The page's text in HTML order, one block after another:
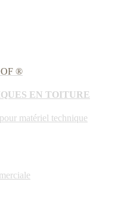
®
EN TOITURE
matériel technique